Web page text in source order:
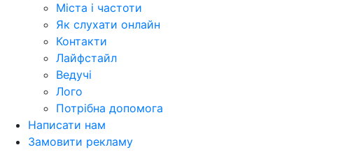
Міста і частоти
Як слухати онлайн
Контакти
Лайфстайл
Ведучі
Лого
Потрібна допомога
Написати нам
Замовити рекламу